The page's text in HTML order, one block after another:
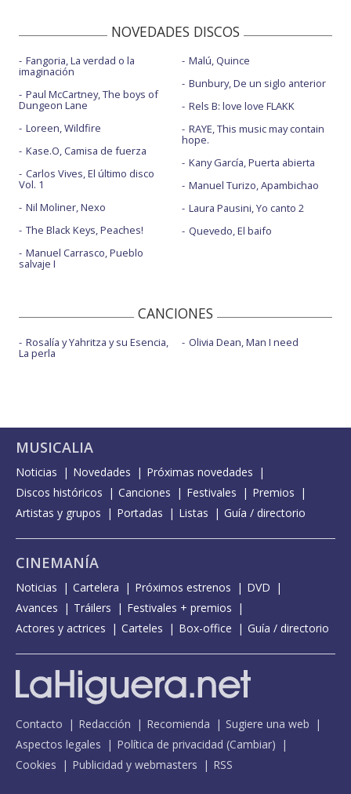
NOVEDADES DISCOS
Fangoria, La verdad o la
imaginación
Paul McCartney, The boys of
Dungeon Lane
Loreen, Wildfire
Kase.O, Camisa de fuerza
Carlos Vives, El último disco
Vol. 1
Nil Moliner, Nexo
The Black Keys, Peaches!
Manuel Carrasco, Pueblo
salvaje I
Malú, Quince
Bunbury, De un siglo anterior
Rels B: love love FLAKK
RAYE, This music may contain
hope.
Kany García, Puerta abierta
Manuel Turizo, Apambichao
Laura Pausini, Yo canto 2
Quevedo, El baifo
CANCIONES
Rosalía y Yahritza y su Esencia,
La perla
Olivia Dean, Man I need
MUSICALIA
Noticias Novedades
Próximas novedades
Discos históricos
Canciones Festivales
Premios
Artistas y grupos
Portadas Listas Guía / directorio
CINEMANÍA
Noticias Cartelera Próximos estrenos
DVD
Avances
Tráilers
Festivales + premios
Actores y actrices
Carteles Box-office Guía / directorio
Contacto Redacción Recomienda
Sugiere una web
Aspectos legales
Política de privacidad (Cambiar)
Cookies
Publicidad y webmasters RSS